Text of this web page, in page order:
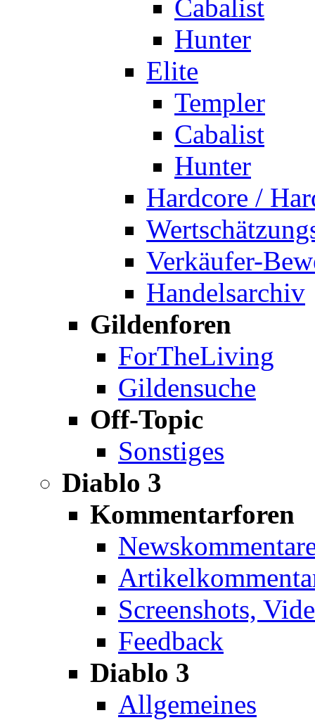
Cabalist
Hunter
Elite
Templer
Cabalist
Hunter
Hardcore /
Verkäufer-
Handelsarchiv
Gildenforen
ForTheLiving
Gildensuche
Off-Topic
Sonstiges
Diablo 3
Kommentarforen
Screenshots,
Feedback
Diablo 3
Allgemeines